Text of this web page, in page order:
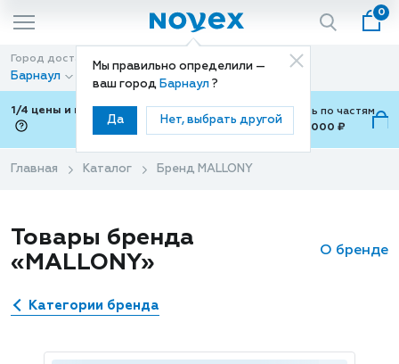
Мы правильно определили —
ваш город Барнаул ?
Да Нет, выбрать другой
0
Город доставки
Барнаул
Способ доставки
Доставка
1/4 цены и покупки ваши с Подели
Можно оплатить по частям
от 700 ₽ до 15,000 ₽
Главная Каталог Бренд MALLONY
Товары бренда
«MALLONY»
О бренде
Категории бренда